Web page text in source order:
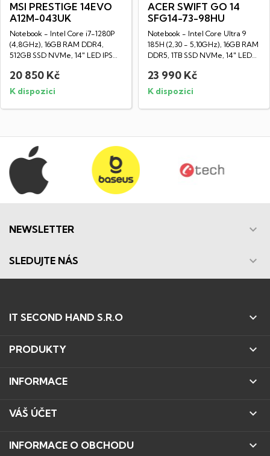
MSI PRESTIGE 14EVO
A12M-043UK
Notebook - Intel Core i7-1280P
(4,8GHz), 16GB RAM DDR4,
512GB SSD NVMe, 14" LED IPS
20 850 Kč
K dispozici
ACER SWIFT GO 14
SFG14-73-98HU
Notebook - Intel Core Ultra 9
185H (2,30 - 5,10GHz), 16GB RAM
DDR5, 1TB SSD NVMe, 14" LED
23 990 Kč
K dispozici
NEWSLETTER 
SLEDUJTE NÁS 
IT SECOND HAND S.R.O 
PRODUKTY 
INFORMACE 
VÁŠ ÚČET 
INFORMACE O OBCHODU 